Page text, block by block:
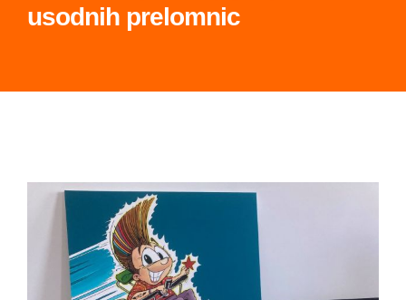
usodnih prelomnic